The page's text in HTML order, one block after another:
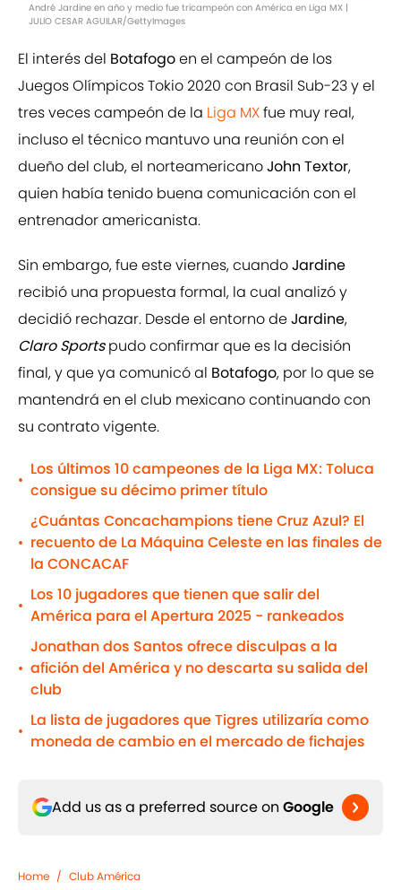
André Jardine en año y medio fue tricampeón con América en Liga MX |
JULIO CESAR AGUILAR/GettyImages
El interés del Botafogoen el campeón de los
Juegos Olímpicos Tokio 2020 con Brasil Sub-23 y el
tres veces campeón de la Liga MXfue muy real,
incluso el técnico mantuvo una reunión con el
dueño del club, el norteamericanoJohn Textor,
quien había tenido buena comunicación con el
entrenador americanista.
Sin embargo, fue este viernes, cuandoJardine
recibió una propuesta formal, la cual analizó y
decidió rechazar. Desde el entorno deJardine,
Claro Sportspudo confirmar que es la decisión
final, y que ya comunicó al Botafogo, por lo que se
mantendrá en el club mexicano continuando con
su contrato vigente.
•
Los últimos 10 campeones de la Liga MX: Toluca
consigue su décimo primer título
•
¿Cuántas Concachampions tiene Cruz Azul? El
recuento de La Máquina Celeste en las finales de
la CONCACAF
•
Los 10 jugadores que tienen que salir del
América para el Apertura 2025 - rankeados
•
Jonathan dos Santos ofrece disculpas a la
afición del América y no descarta su salida del
club
•
La lista de jugadores que Tigres utilizaría como
moneda de cambio en el mercado de fichajes
Add us as a preferred source on Google
Home / Club América